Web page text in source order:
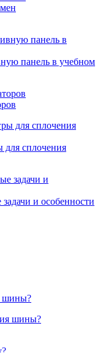
панель в учебном
сплочения
и особенности
шины?